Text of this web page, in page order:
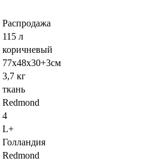
Распродажа
115 л
коричневый
77х48х30+3см
3,7 кг
ткань
Redmond
4
L+
Голландия
Redmond